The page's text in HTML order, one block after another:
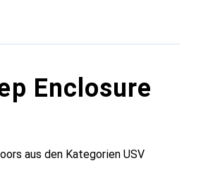
Enclosure
aus den Kategorien USV